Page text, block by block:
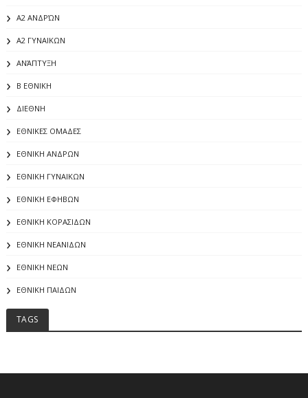
Α2 ΑΝΔΡΏΝ
Α2 ΓΥΝΑΙΚΩΝ
ΑΝΆΠΤΥΞΗ
Β ΕΘΝΙΚΗ
ΔΙΕΘΝΗ
ΕΘΝΙΚΕΣ ΟΜΑΔΕΣ
ΕΘΝΙΚΗ ΑΝΔΡΩΝ
ΕΘΝΙΚΗ ΓΥΝΑΙΚΩΝ
ΕΘΝΙΚΗ ΕΦΗΒΩΝ
ΕΘΝΙΚΗ ΚΟΡΑΣΙΔΩΝ
ΕΘΝΙΚΗ ΝΕΑΝΙΔΩΝ
ΕΘΝΙΚΗ ΝΕΩΝ
ΕΘΝΙΚΗ ΠΑΙΔΩΝ
TAGS